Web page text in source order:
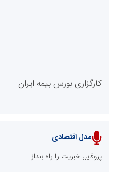
پایگاه خبری نهضت ملی مسکن
کارگزاری بورس بیمه ایران
مدل اقتصادی
پروفایل خبریت را راه بنداز